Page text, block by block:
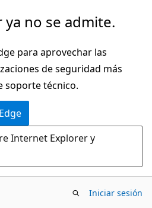
no se admite.
para aprovechar las
de seguridad más
soporte técnico.
Internet Explorer y
Iniciar sesión